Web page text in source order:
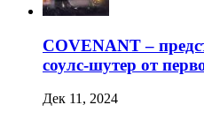
COVENANT –
соулс-шутер от
Дек 11, 2024